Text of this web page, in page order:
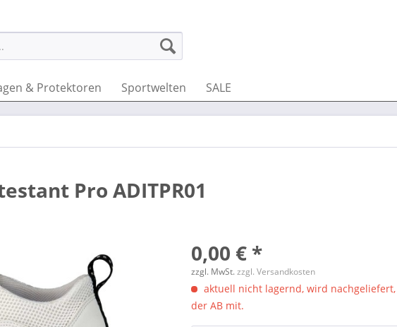
& Protektoren Sportwelten SALE
Pro ADITPR01
0,00 € *
zzgl. MwSt.zzgl. Versandkosten
aktuell nicht lagernd, wird
der AB mit.